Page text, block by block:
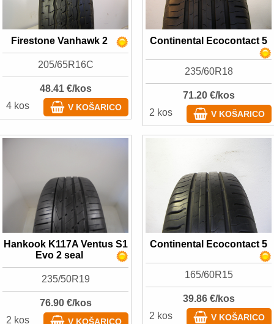
Firestone Vanhawk 2
205/65R16C
48.41 €/kos
4 kos
V KOŠARICO
Continental Ecocontact 5
235/60R18
71.20 €/kos
2 kos
V KOŠARICO
Hankook K117A Ventus S1
Evo 2 seal
235/50R19
76.90 €/kos
2 kos
V KOŠARICO
Continental Ecocontact 5
165/60R15
39.86 €/kos
2 kos
V KOŠARICO